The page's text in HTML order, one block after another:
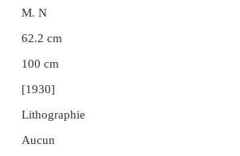
M. N
62.2 cm
100 cm
[1930]
Lithographie
Aucun